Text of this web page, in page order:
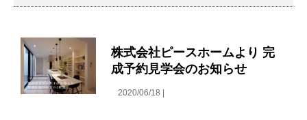
株式会社ピースホームより 完
成予約見学会のお知らせ
2020/06/18 |